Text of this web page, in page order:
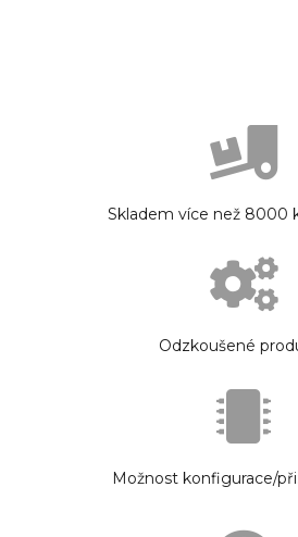
Skladem více než 8000
Odzkoušené
Možnost konfigurace/